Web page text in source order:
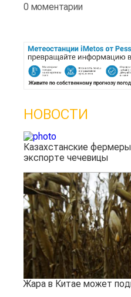
0 моментарии
НОВОСТИ
Казахстанские
экспорте чечевицы
Жара в Китае может